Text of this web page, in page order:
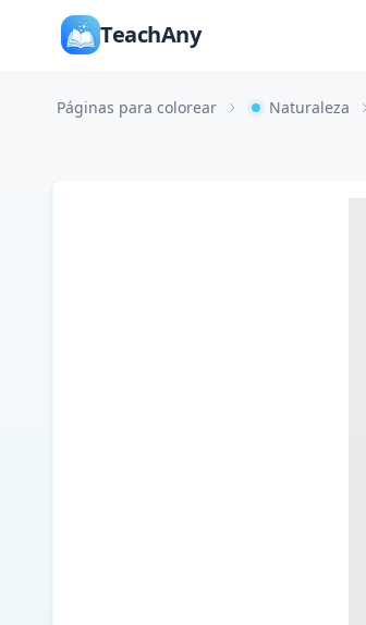
TeachAny
Páginas para colorear Naturaleza